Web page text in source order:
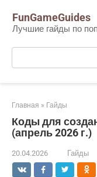
контенту
FunGameGuides
Лучшие гайды по
Поиск:
Главная » Гайды
Коды для
(апрель 2026 г.)
20.04.2026 Гайды